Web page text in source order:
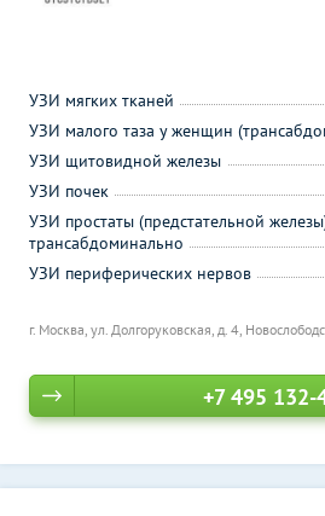
г. Москва, ул. Долгоруковская, д. 4,
УЗИ мягких тканей
УЗИ малого таза у женщин
УЗИ щитовидной железы
УЗИ почек
УЗИ простаты (предстательной
трансабдоминально
УЗИ периферических нервов
+7 495 132-